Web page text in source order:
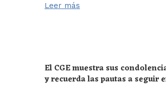
Leer más
El CGE muestra sus
y recuerda las pautas a seguir